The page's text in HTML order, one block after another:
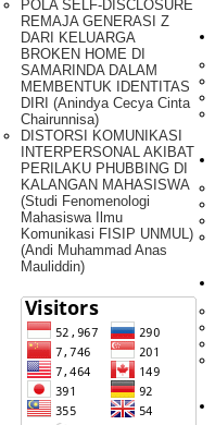
POLA SELF-DISCLOSURE
REMAJA GENERASI Z
DARI KELUARGA
BROKEN HOME DI
SAMARINDA DALAM
MEMBENTUK IDENTITAS
DIRI (Anindya Cecya Cinta
Chairunnisa)
DISTORSI KOMUNIKASI
INTERPERSONAL AKIBAT
PERILAKU PHUBBING DI
KALANGAN MAHASISWA
(Studi Fenomenologi
Mahasiswa Ilmu
Komunikasi FISIP UNMUL)
(Andi Muhammad Anas
Mauliddin)